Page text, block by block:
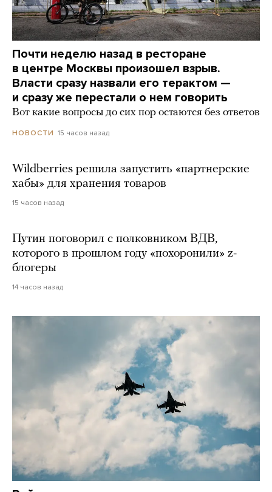
Почти неделю назад в ресторане
в центре Москвы произошел взрыв.
Власти сразу назвали его терактом —
и сразу же перестали о нем говорить
Вот какие вопросы до сих пор остаются без ответов
НОВОСТИ 15 часов назад
Wildberries решила запустить «партнерские
хабы» для хранения товаров
15 часов назад
Путин поговорил с полковником ВДВ,
которого в прошлом году «похоронили» z-
блогеры
14 часов назад